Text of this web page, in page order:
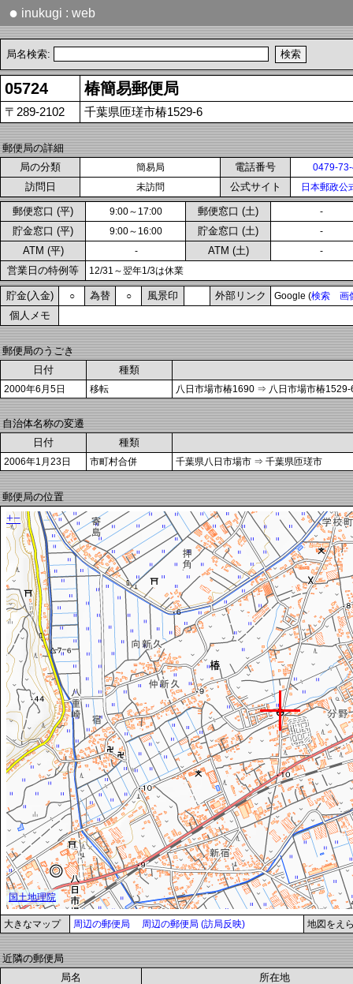
● inukugi : web
局名検索:
05724 椿簡易郵便局
〒289-2102 千葉県匝瑳市椿1529-6
郵便局の詳細
局の分類
簡易局 電話番号 0479-
訪問日 未訪問 公式サイト 日本郵政公
郵便窓口 (平) 9:00～17:00 郵便窓口 (土) -
貯金窓口 (平) 9:00～16:00 貯金窓口 (土) -
ATM (平) - ATM (土) -
営業日の特例等 12/31～翌年1/3は休業
貯金(入金) ○ 為替 ○ 風景印 外部リンク Google (検索 画
個人メモ
郵便局のうごき
日付
種類
2000年6月5日 移転 八日市場市椿1690 ⇒ 八日市場市椿1529-
自治体名称の変遷
日付
種類
2006年1月23日 市町村合併 千葉県八日市場市 ⇒ 千葉県匝瑳市
郵便局の位置
大きなマップ 周辺の郵便局 周辺の郵便局 (訪局反映) 地図をえ
近隣の郵便局
局名
所在地